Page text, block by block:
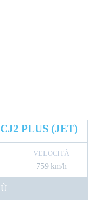
PLUS (JET)
VELOCITÀ
759 km/h